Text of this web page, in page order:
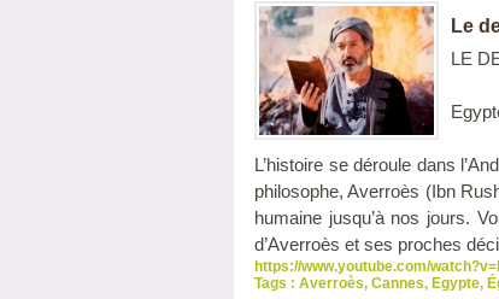
Le
LE
L’histoire se déroule dans
philosophe, Averroès (Ibn
humaine jusqu’à nos jours.
d’Averroès et ses proches
https://www.youtube.com/
Tags : Averroès, Cannes, Egypte,